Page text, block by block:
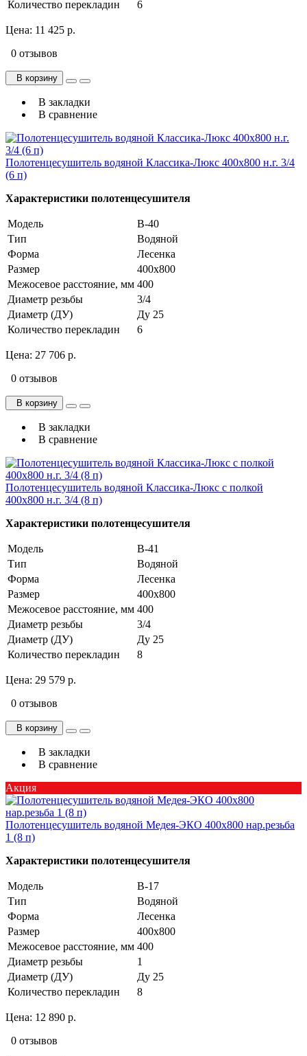
Количество перекладин 6
Цена: 11 425 р.
0 отзывов
В корзину
В закладки
В сравнение
Полотенцесушитель водяной Классика-Люкс 400х800 н.г. 3/4
(6 п)
Характеристики полотенцесушителя
Модель
В-40
Тип
Водяной
Форма
Лесенка
Размер
400х800
Межосевое расстояние, мм 400
Диаметр резьбы
3/4
Диаметр (ДУ)
Ду 25
Количество перекладин
6
Цена: 27 706 р.
0 отзывов
В корзину
В закладки
В сравнение
Полотенцесушитель водяной Классика-Люкс с полкой
400х800 н.г. 3/4 (8 п)
Характеристики полотенцесушителя
Модель
В-41
Тип
Водяной
Форма
Лесенка
Размер
400х800
Межосевое расстояние, мм 400
Диаметр резьбы
3/4
Диаметр (ДУ)
Ду 25
Количество перекладин
8
Цена: 29 579 р.
0 отзывов
В корзину
В закладки
В сравнение
Акция
Полотенцесушитель водяной Медея-ЭКО 400х800 нар.резьба
1 (8 п)
Характеристики полотенцесушителя
Модель
В-17
Тип
Водяной
Форма
Лесенка
Размер
400х800
Межосевое расстояние, мм 400
Диаметр резьбы
1
Диаметр (ДУ)
Ду 25
Количество перекладин
8
Цена: 12 890 р.
0 отзывов